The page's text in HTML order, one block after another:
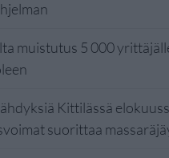
muistutus 5 000
Kittilässä
suorittaa